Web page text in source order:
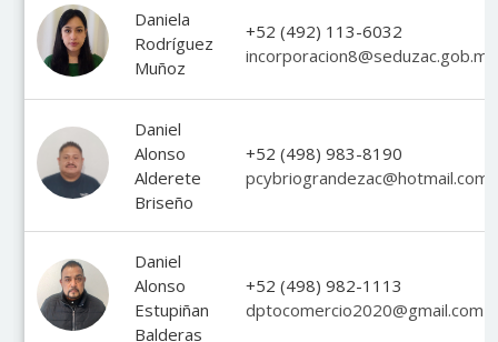
Daniela
Rodríguez
Muñoz
+52 (492) 113-6032
incorporacion8@seduzac.gob.mx
Daniel
Alonso
Alderete
Briseño
+52 (498) 983-8190
pcybriograndezac@hotmail.com
Daniel
Alonso
Estupiñan
Balderas
+52 (498) 982-1113
dptocomercio2020@gmail.com